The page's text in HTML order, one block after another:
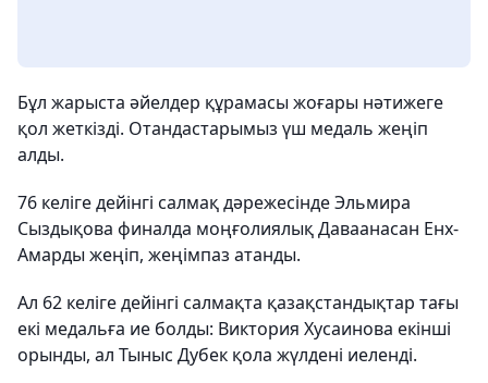
Бұл жарыста әйелдер құрамасы жоғары нәтижеге
қол жеткізді. Отандастарымыз үш медаль жеңіп
алды.
76 келіге дейінгі салмақ дәрежесінде Эльмира
Сыздықова финалда моңғолиялық Даваанасан Енх-
Амарды жеңіп, жеңімпаз атанды.
Ал 62 келіге дейінгі салмақта қазақстандықтар тағы
екі медальға ие болды: Виктория Хусаинова екінші
орынды, ал Тыныс Дубек қола жүлдені иеленді.